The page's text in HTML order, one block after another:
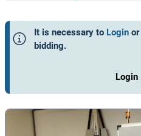
It is necessary to Login or
bidding.
Login